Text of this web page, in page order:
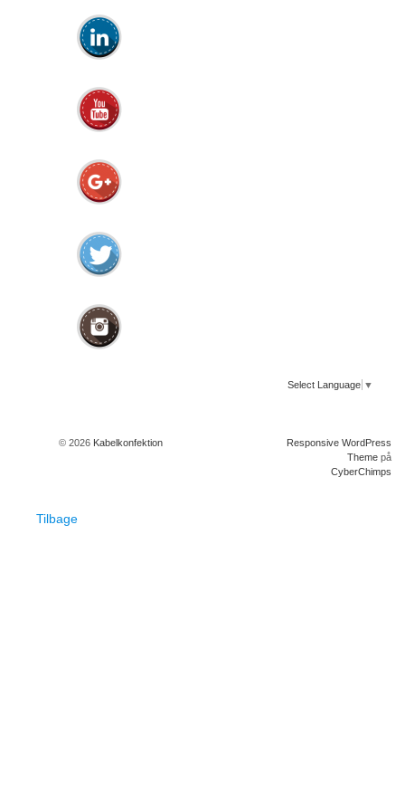
Select Language ▼
© 2026 Kabelkonfektion
Responsive WordPress
Themepå
CyberChimps
Tilbage